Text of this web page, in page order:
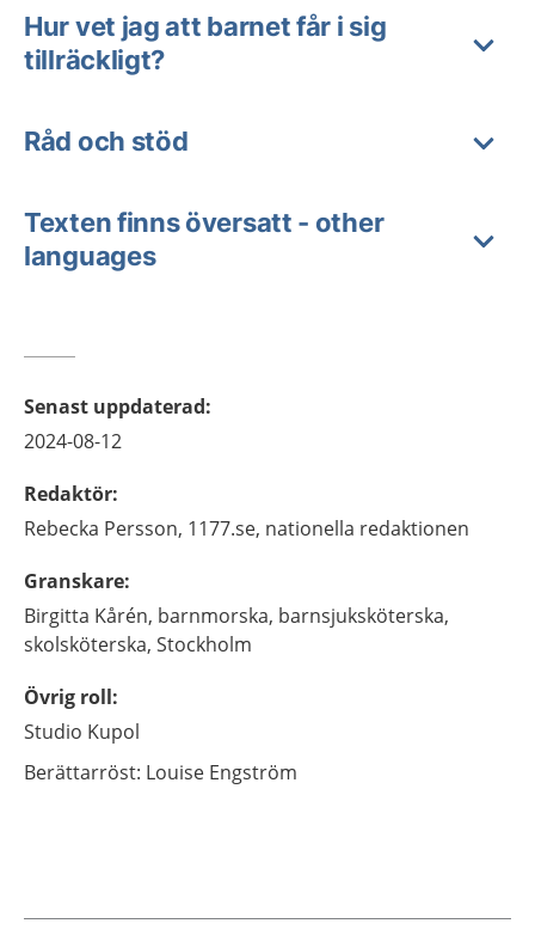
Hur vet jag att barnet får i sig
tillräckligt?
Råd och stöd
Texten finns översatt - other
languages
Senast uppdaterad:
2024-08-12
Redaktör:
Rebecka Persson, 1177.se, nationella redaktionen
Granskare:
Birgitta Kårén, barnmorska, barnsjuksköterska,
skolsköterska, Stockholm
Övrig roll:
Studio Kupol
Berättarröst: Louise Engström